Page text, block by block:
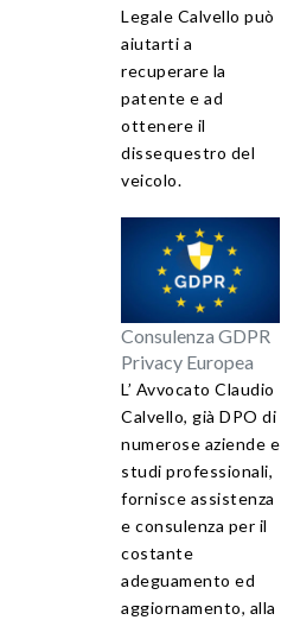
Legale Calvello può
aiutarti a
recuperare la
patente e ad
ottenere il
dissequestro del
veicolo.
Consulenza GDPR
Privacy Europea
L’ Avvocato Claudio
Calvello, già DPO di
numerose aziende e
studi professionali,
fornisce assistenza
e consulenza per il
costante
adeguamento ed
aggiornamento, alla